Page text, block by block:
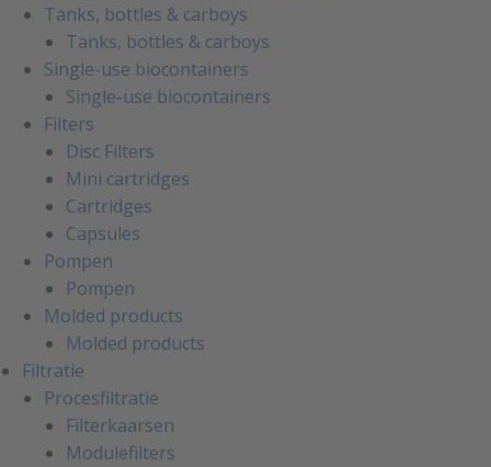
Tanks, bottles & carboys
Tanks, bottles & carboys
Single-use biocontainers
Single-use biocontainers
Filters
Disc Filters
Mini cartridges
Cartridges
Capsules
Pompen
Pompen
Molded products
Molded products
Filtratie
Procesfiltratie
Filterkaarsen
Modulefilters